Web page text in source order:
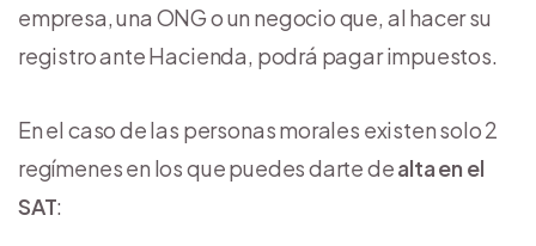
empresa, una ONG o un negocio que, al hacer su
registro ante Hacienda, podrá pagar impuestos.
En el caso de las personas morales existen solo 2
regímenes en los que puedes darte dealta en el
SAT: